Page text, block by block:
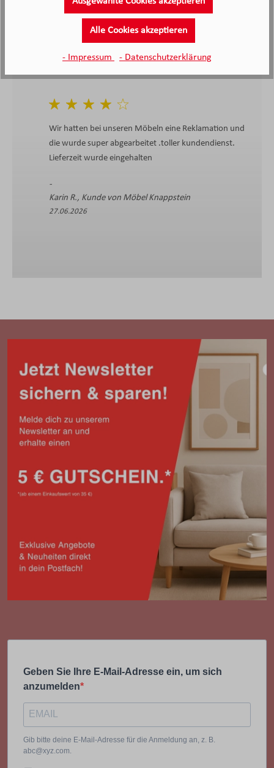
2138 Bewertungen
Durchschnittliche Bewertung
Wir hatten bei unseren Möbeln eine Reklamation und
die wurde super abgearbeitet .toller kundendienst.
Lieferzeit wurde eingehalten
Karin R., Kunde von Möbel Knappstein
27.06.2026
Geben Sie Ihre E-Mail-Adresse ein, um sich
anzumelden
Gib bitte deine E-Mail-Adresse für die Anmeldung an, z. B.
abc@xyz.com.
Alle Cookies akzeptieren
- Impressum - Datenschutzerklärung